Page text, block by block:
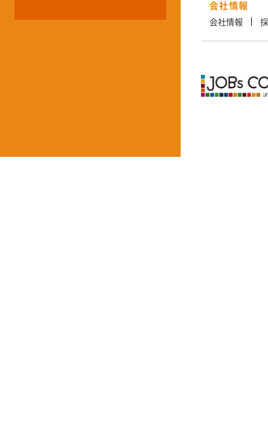
会社情報
会社情報